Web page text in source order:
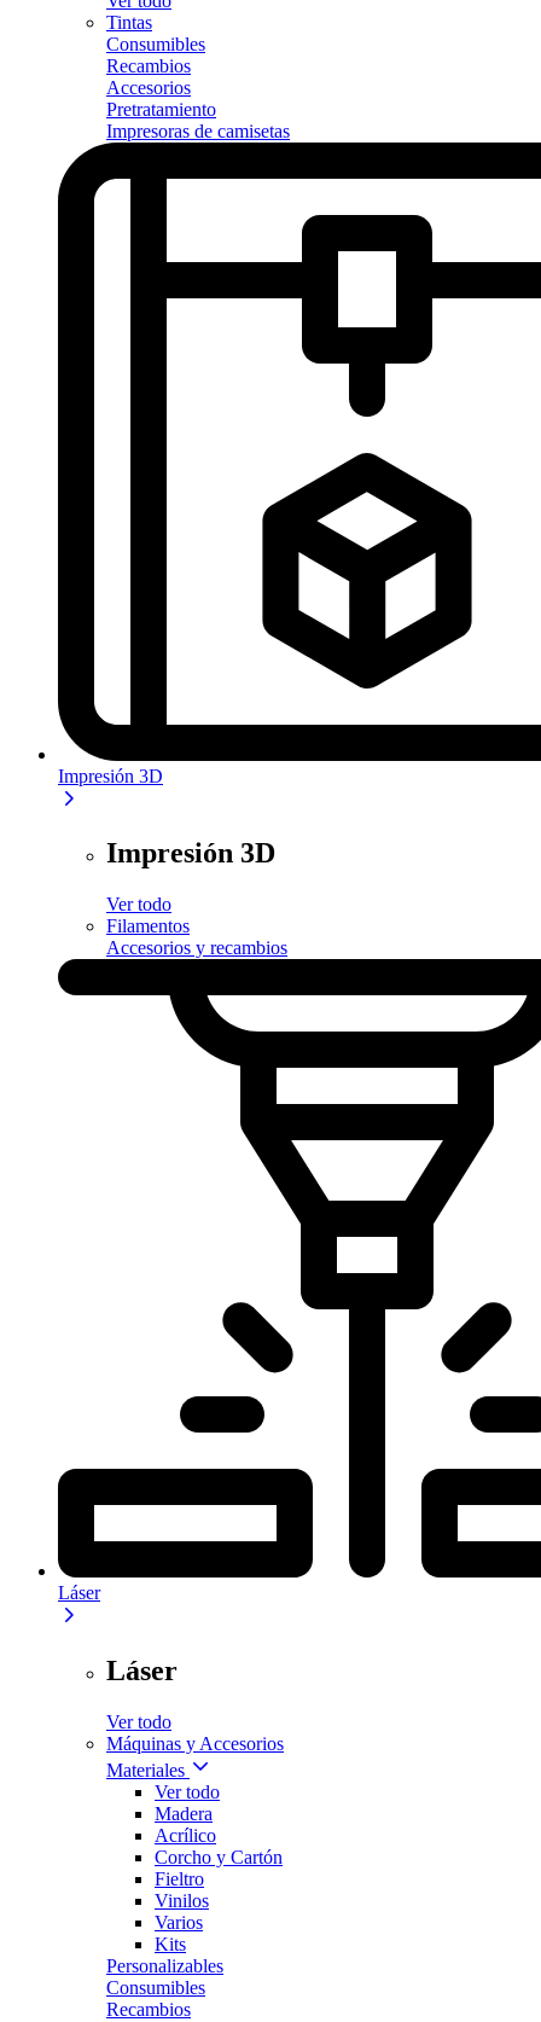
Tintas
Consumibles
Recambios
Accesorios
Pretratamiento
Impresoras de camisetas
Impresión 3D
Impresión 3D
Ver todo
Filamentos
Accesorios y recambios
Láser
Láser
Ver todo
Máquinas y Accesorios
Materiales
Ver todo
Madera
Acrílico
Corcho y Cartón
Fieltro
Vinilos
Varios
Kits
Personalizables
Consumibles
Recambios